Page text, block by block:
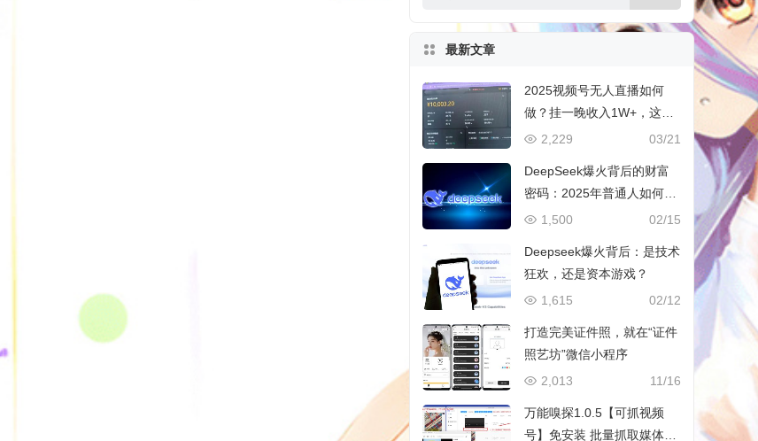
最新文章
2025视频号无人直播如何
做？挂一晚收入1W+，这份
教程，小白可做~
03/21
2,229
DeepSeek爆火背后的财富
密码：2025年普通人如何抓
住AI创业风口？
02/15
1,500
Deepseek爆火背后：是技术
狂欢，还是资本游戏？
02/12
1,615
打造完美证件照，就在“证件
照艺坊”微信小程序
11/16
2,013
万能嗅探1.0.5【可抓视频
号】免安装 批量抓取媒体文